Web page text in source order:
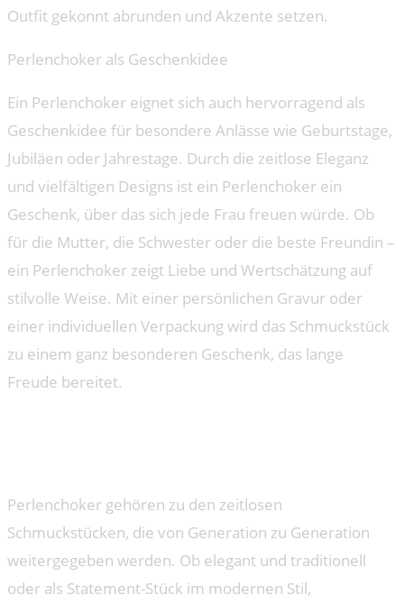
Outfit gekonnt abrunden und Akzente setzen.
Perlenchoker als Geschenkidee
Ein Perlenchoker eignet sich auch hervorragend als
Geschenkidee für besondere Anlässe wie Geburtstage,
Jubiläen oder Jahrestage. Durch die zeitlose Eleganz
und vielfältigen Designs ist ein Perlenchoker ein
Geschenk, über das sich jede Frau freuen würde. Ob
für die Mutter, die Schwester oder die beste Freundin –
ein Perlenchoker zeigt Liebe und Wertschätzung auf
stilvolle Weise. Mit einer persönlichen Gravur oder
einer individuellen Verpackung wird das Schmuckstück
zu einem ganz besonderen Geschenk, das lange
Freude bereitet.
Perlenchoker gehören zu den zeitlosen
Schmuckstücken, die von Generation zu Generation
weitergegeben werden. Ob elegant und traditionell
oder als Statement-Stück im modernen Stil,